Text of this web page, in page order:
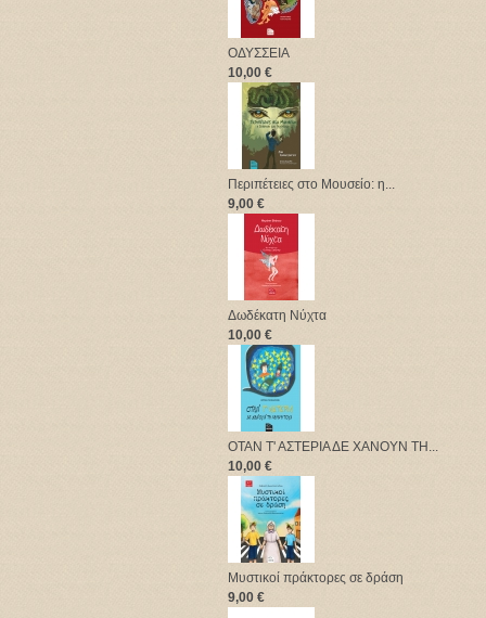
ΟΔΥΣΣΕΙΑ
10,00 €
Περιπέτειες στο Μουσείο: η...
9,00 €
Δωδέκατη Νύχτα
10,00 €
ΟΤΑΝ Τ' ΑΣΤΕΡΙΑ ΔΕ ΧΑΝΟΥΝ ΤΗ...
10,00 €
Μυστικοί πράκτορες σε δράση
9,00 €